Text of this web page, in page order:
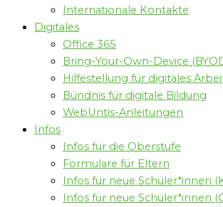
Internationale Kontakte
Digitales
Office 365
Bring-Your-Own-Device
Hilfestellung für digitales
Bündnis für digitale Bildung
WebUntis-Anleitungen
Infos
Infos für die Oberstufe
Formulare für Eltern
Infos für neue Schüler*innen
Infos für neue Schüler*innen